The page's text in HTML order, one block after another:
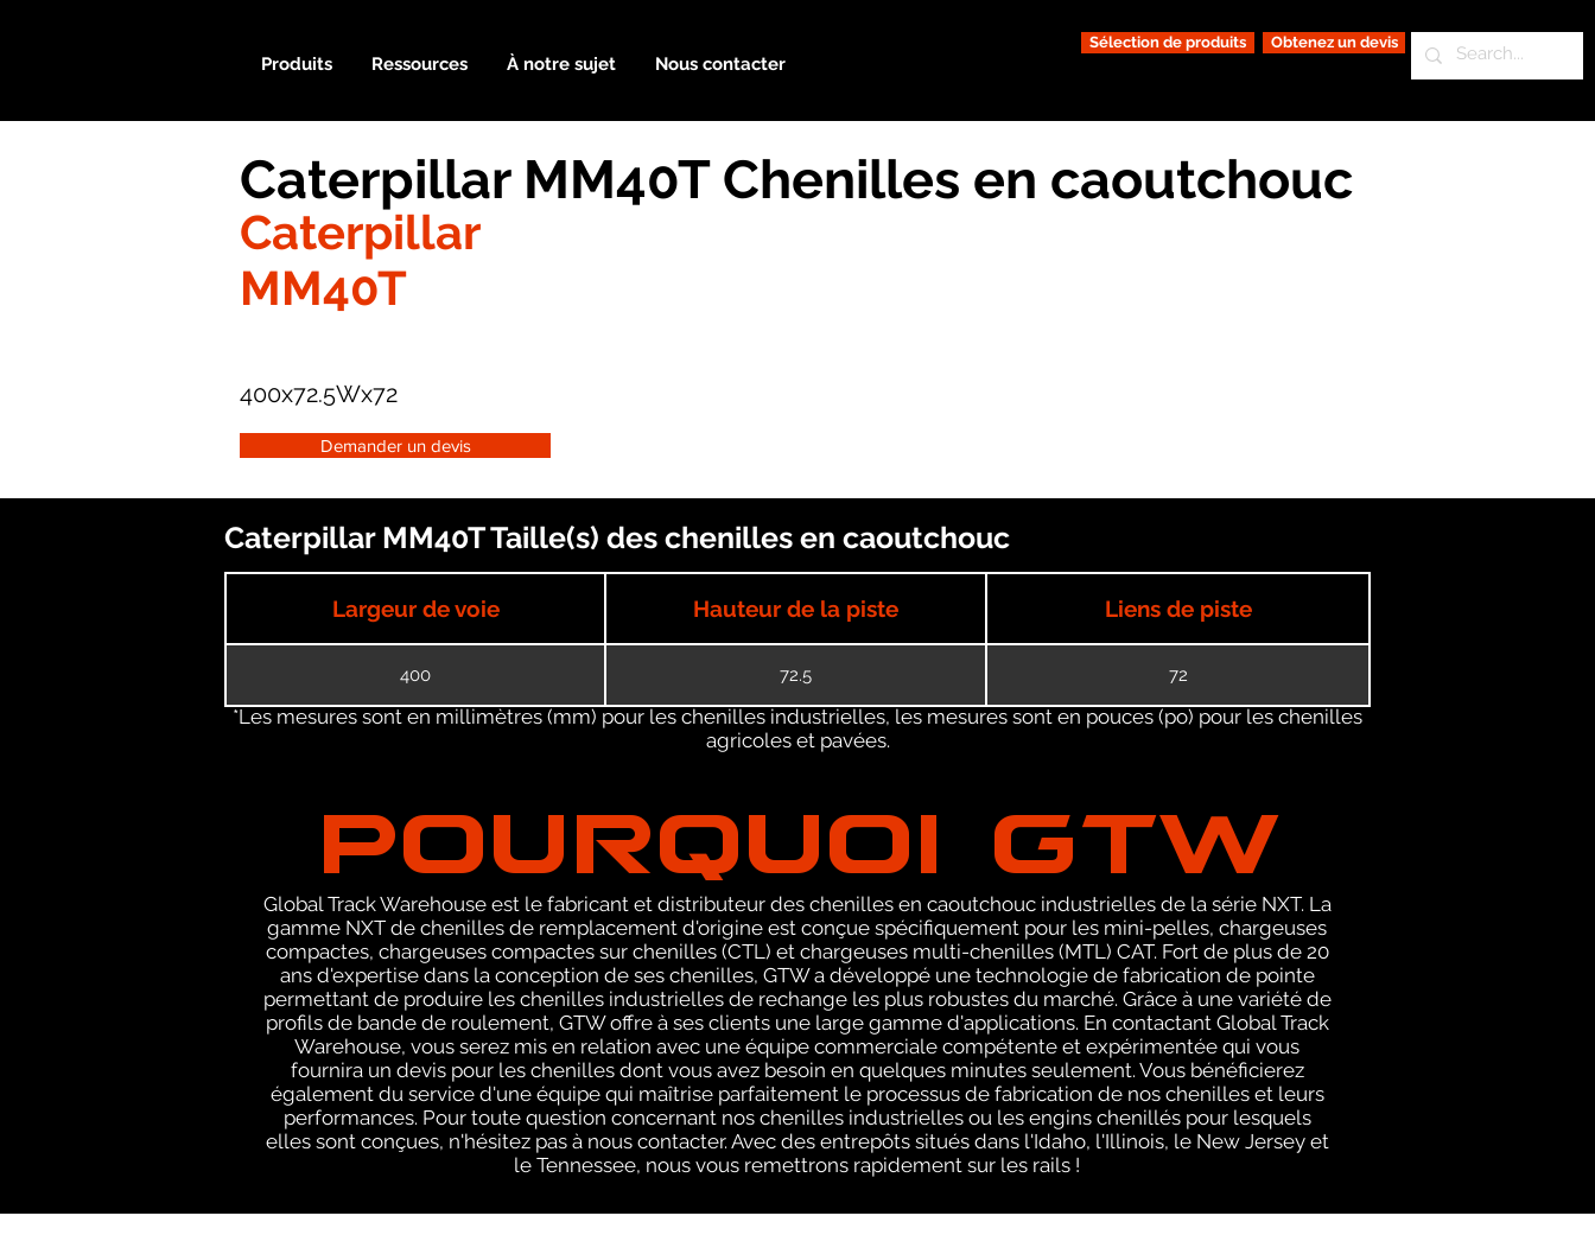
Produits Ressources À notre sujet Nous contacter
Sélection de produits Obtenez un devis
Caterpillar MM40T Chenilles en caoutchouc
Caterpillar
MM40T
400x72.5Wx72
Demander un devis
Caterpillar MM40T Taille(s) des chenilles en caoutchouc
Largeur de voie Hauteur de la piste Liens de piste
400 72.5 72
*Les mesures sont en millimètres (mm) pour les chenilles industrielles, les mesures sont en pouces (po) pour les chenilles
agricoles et pavées.
POURQUOI GTW
Global Track Warehouse est le fabricant et distributeur des chenilles en caoutchouc industrielles de la série NXT. La
gamme NXT de chenilles de remplacement d'origine est conçue spécifiquement pour les mini-pelles, chargeuses
compactes, chargeuses compactes sur chenilles (CTL) et chargeuses multi-chenilles (MTL) CAT. Fort de plus de 20
ans d'expertise dans la conception de ses chenilles, GTW a développé une technologie de fabrication de pointe
permettant de produire les chenilles industrielles de rechange les plus robustes du marché. Grâce à une variété de
profils de bande de roulement, GTW offre à ses clients une large gamme d'applications. En contactant Global Track
Warehouse, vous serez mis en relation avec une équipe commerciale compétente et expérimentée qui vous
fournira un devis pour les chenilles dont vous avez besoin en quelques minutes seulement. Vous bénéficierez
également du service d'une équipe qui maîtrise parfaitement le processus de fabrication de nos chenilles et leurs
performances. Pour toute question concernant nos chenilles industrielles ou les engins chenillés pour lesquels
elles sont conçues, n'hésitez pas à nous contacter. Avec des entrepôts situés dans l'Idaho, l'Illinois, le New Jersey et
le Tennessee, nous vous remettrons rapidement sur les rails !